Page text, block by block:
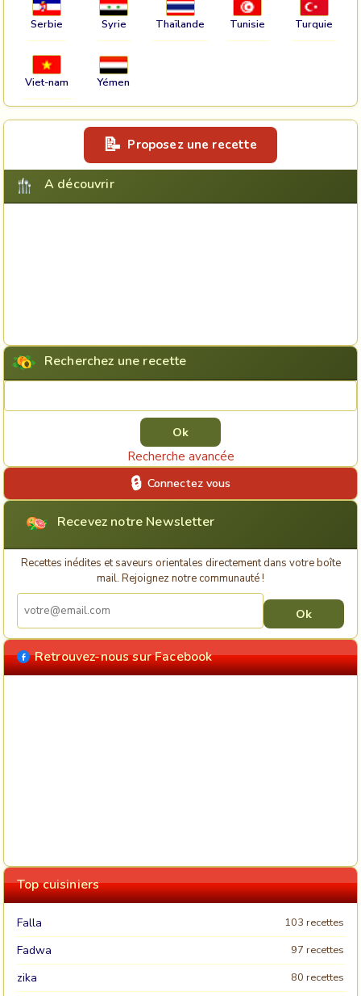
Serbie Syrie Thaïlande Tunisie Turquie
Viet-nam Yémen
Proposez une recette
A découvrir
Recherchez une recette
Recherche avancée
Connectez vous
Recevez notre Newsletter
Recettes inédites et saveurs orientales directement dans votre boîte
mail. Rejoignez notre communauté !
Retrouvez-nous sur Facebook
Top cuisiniers
Falla 103 recettes
Fadwa 97 recettes
zika 80 recettes